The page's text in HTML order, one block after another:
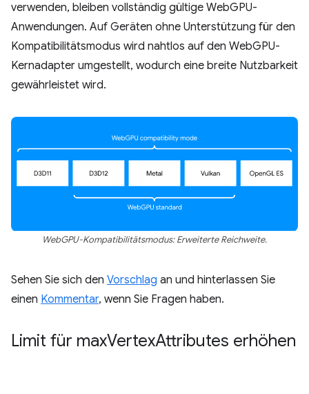
verwenden, bleiben vollständig gültige WebGPU-
Anwendungen. Auf Geräten ohne Unterstützung für den
Kompatibilitätsmodus wird nahtlos auf den WebGPU-
Kernadapter umgestellt, wodurch eine breite Nutzbarkeit
gewährleistet wird.
WebGPU-Kompatibilitätsmodus: Erweiterte Reichweite.
Sehen Sie sich den Vorschlag an und hinterlassen Sie
einen Kommentar, wenn Sie Fragen haben.
Limit für maxVertexAttributes erhöhen